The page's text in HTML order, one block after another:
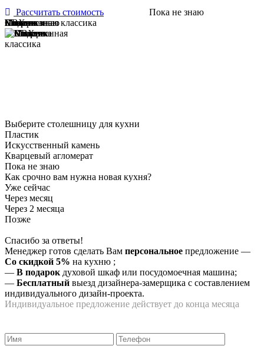
Рассчитать стоимость
Модерн
Классика
Современная классика
Пока не знаю
ПВХ
Пластик
Эмаль
Массив
Пока не знаю
Пока не знаю
Выберите столешницу для кухни
Пластик
Искусственный камень
Кварцевый агломерат
Пока не знаю
Как срочно вам нужна новая кухня?
Уже сейчас
Через месяц
Через 2 месяца
Позже
Спасибо за ответы!
Менеджер готов сделать Вам персональное предложение —
Со скидкой 5% на кухню ;
— В подарок духовой шкаф или посудомоечная машина;
— Бесплатный выезд дизайнера-замерщика с составлением
индивидуального дизайн-проекта.
Индивидуальное предложение действует до конца месяца